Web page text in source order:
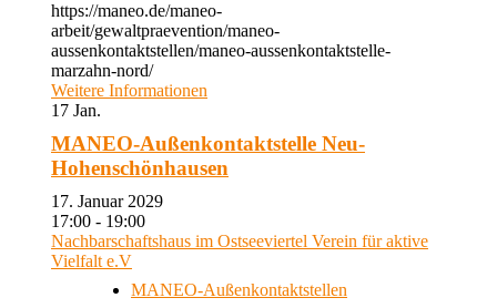
https://maneo.de/maneo-
arbeit/gewaltpraevention/maneo-
aussenkontaktstellen/maneo-aussenkontaktstelle-
marzahn-nord/
Weitere Informationen
17 Jan.
MANEO-Außenkontaktstelle Neu-
Hohenschönhausen
17. Januar 2029
17:00 - 19:00
Nachbarschaftshaus im Ostseeviertel Verein für aktive
Vielfalt e.V
MANEO-Außenkontaktstellen